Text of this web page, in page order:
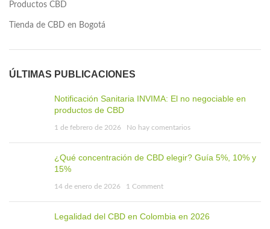
Productos CBD
Tienda de CBD en Bogotá
ÚLTIMAS PUBLICACIONES
Notificación Sanitaria INVIMA: El no negociable en
productos de CBD
1 de febrero de 2026 No hay comentarios
¿Qué concentración de CBD elegir? Guía 5%, 10% y
15%
14 de enero de 2026 1 Comment
Legalidad del CBD en Colombia en 2026